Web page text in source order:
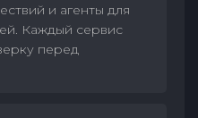
и агенты для
Каждый сервис
перед